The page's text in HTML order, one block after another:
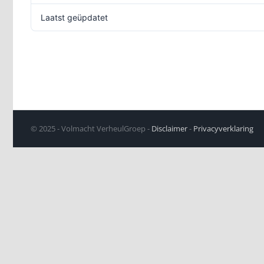
Laatst geüpdatet
© 2025 - Volmacht VerheulGroep - Disclaimer- Privacyverklaring